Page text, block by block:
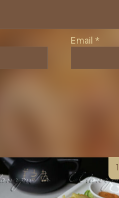
Email *